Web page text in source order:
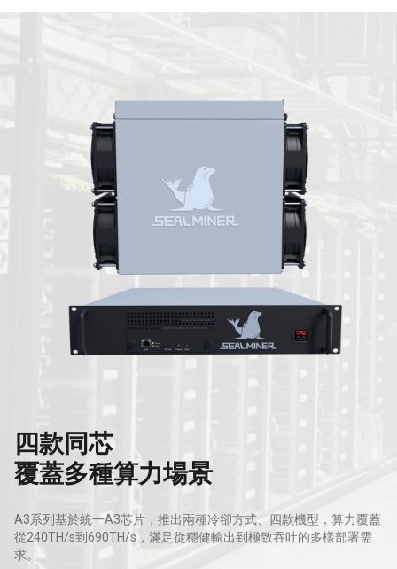
四款同芯
覆蓋多種算力場景
A3系列基於統一A3芯片，推出兩種冷卻方式、四款機型，算力覆蓋
從240TH/s到690TH/s，滿足從穩健輸出到極致吞吐的多樣部署需
求。